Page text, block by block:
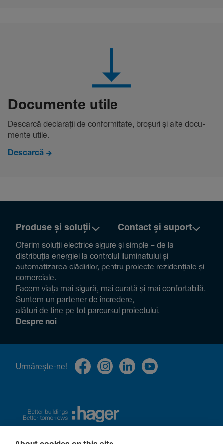
Docu­mente utile
Descarcă decla­rații de conformitate, broșuri și alte docu­
mente utile.
Descarcă
Produse și soluții Contact și suport
Oferim soluții electrice sigure și simple – de la
distribuția energiei la controlul ilumi­na­tului și
auto­ma­ti­zarea clădi­rilor, pentru proiecte rezi­den­țiale și
comer­ciale.
Facem viața mai sigură, mai curată și mai confor­ta­bilă.
Suntem un partener de încre­dere,
alături de tine pe tot parcursul proiec­tului.
Despre noi
Urmă­rește-ne!